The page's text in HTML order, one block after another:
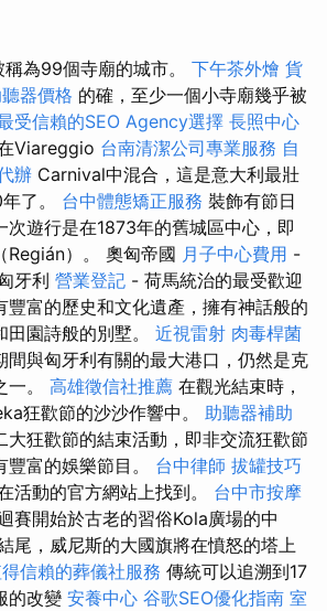
為99個寺廟的城市。 下午茶外燴 貨
器價格 的確，至少一個小寺廟幾乎被
受信賴的SEO Agency選擇 長照中心
Viareggio 台南清潔公司專業服務 自
辦 Carnival中混合，這是意大利最壯
了。 台中體態矯正服務 裝飾有節日
次遊行是在1873年的舊城區中心，即
Regián）。 奧匈帝國 月子中心費用 -
牙利 營業登記 - 荷馬統治的最受歡迎
豐富的歷史和文化遺產，擁有神話般的
園詩般的別墅。 近視雷射 肉毒桿菌
間與匈牙利有關的最大港口，仍然是克
一。 高雄徵信社推薦 在觀光結束時，
狂歡節的沙沙作響中。 助聽器補助
大狂歡節的結束活動，即非交流狂歡節
富的娛樂節目。 台中律師 拔罐技巧
活動的官方網站上找到。 台中市按摩
賽開始於古老的習俗Kola廣場的中
尾，威尼斯的大國旗將在憤怒的塔上
信賴的葬儀社服務 傳統可以追溯到17
的改變 安養中心 谷歌SEO優化指南 室